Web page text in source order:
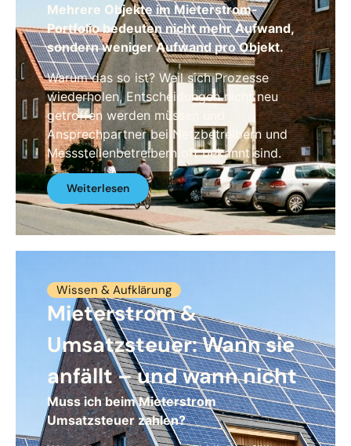
Mehrere Objekte im Mieterstrom-
Portfolio bedeuten nicht mehr Aufwand,
sondern weniger Aufwand pro Objekt.
Warum das so ist? Weil sich Prozesse
wiederholen, Entscheidungen nicht neu
getroffen werden müssen und
Ansprechpartner bei Netzbetreibern und
Messstellenbetreibern oft bekannt sind.
Weiterlesen
Wissen & Aufklärung
Mieterstrom &
Umsatzsteuer: Wann sie
anfällt – und wann nicht
Muss ich beim Mieterstrom
Umsatzsteuer zahlen?